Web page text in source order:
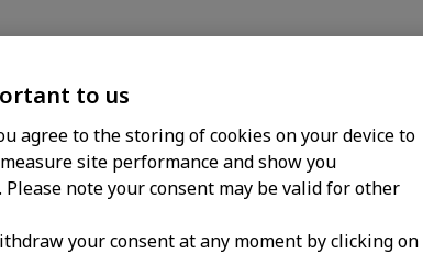
to us
agree to the storing of cookies on your device to
site performance and show you
note your consent may be valid for other
your consent at any moment by clicking on